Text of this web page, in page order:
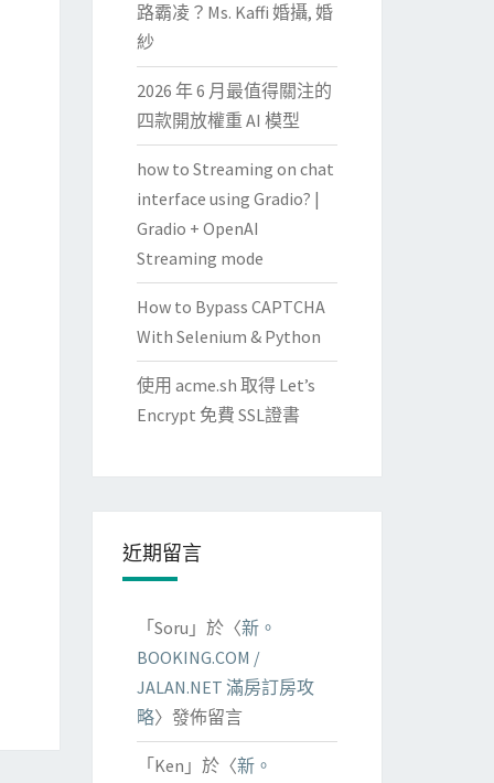
路霸凌？Ms. Kaffi 婚攝, 婚
紗
2026 年 6 月最值得關注的
四款開放權重 AI 模型
how to Streaming on chat
interface using Gradio? |
Gradio + OpenAI
Streaming mode
How to Bypass CAPTCHA
With Selenium & Python
使用 acme.sh 取得 Let’s
Encrypt 免費 SSL證書
近期留言
「 Soru 」於〈新。
BOOKING.COM /
JALAN.NET 滿房訂房攻
略〉發佈留言
「 Ken 」於〈新。